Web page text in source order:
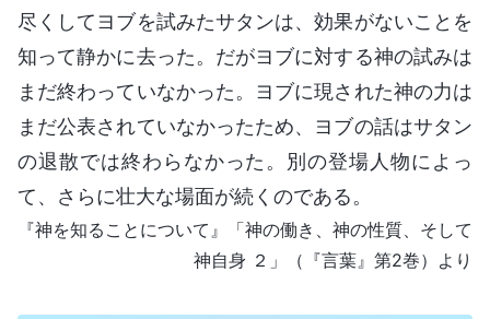
尽くしてヨブを試みたサタンは、効果がないことを
知って静かに去った。だがヨブに対する神の試みは
まだ終わっていなかった。ヨブに現された神の力は
まだ公表されていなかったため、ヨブの話はサタン
の退散では終わらなかった。別の登場人物によっ
て、さらに壮大な場面が続くのである。
『神を知ることについて』「神の働き、神の性質、そして
神自身 ２」（『言葉』第2巻）より